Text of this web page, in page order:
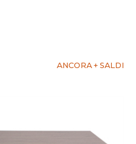
ANCORA + SALDI